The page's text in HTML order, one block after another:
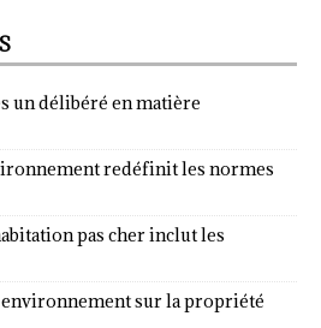
un délibéré en matière
redéfinit les normes
pas cher inclut les
sur la propriété